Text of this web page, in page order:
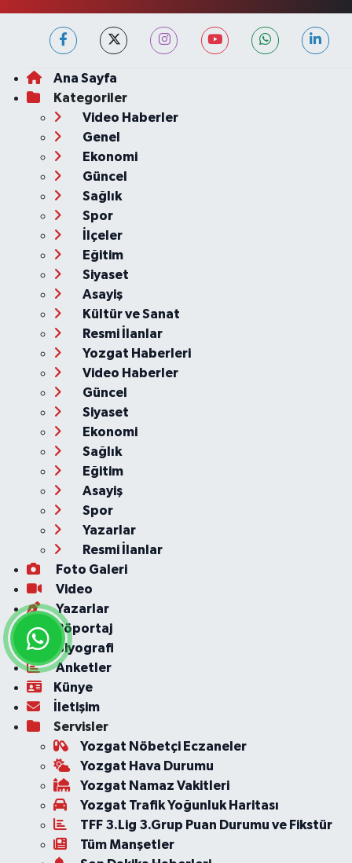
Ana Sayfa
Kategoriler
Video Haberler
Genel
Ekonomi
Güncel
Sağlık
Spor
İlçeler
Eğitim
Siyaset
Asayiş
Kültür ve Sanat
Resmi İlanlar
Yozgat Haberleri
Video Haberler
Güncel
Siyaset
Ekonomi
Sağlık
Eğitim
Asayiş
Spor
Yazarlar
Resmi İlanlar
Foto Galeri
Video
Yazarlar
Röportaj
Biyografi
Anketler
Künye
İletişim
Servisler
Yozgat Nöbetçi Eczaneler
Yozgat Hava Durumu
Yozgat Namaz Vakitleri
Yozgat Trafik Yoğunluk Haritası
TFF 3.Lig 3.Grup Puan Durumu ve Fikstür
Tüm Manşetler